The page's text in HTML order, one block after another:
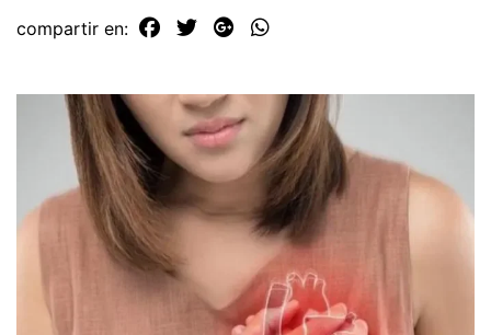
compartir en: